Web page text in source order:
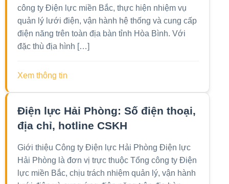
công ty Điện lực miền Bắc, thực hiện nhiệm vụ
quản lý lưới điện, vận hành hệ thống và cung cấp
điện năng trên toàn địa bàn tỉnh Hòa Bình. Với
đặc thù địa hình […]
Xem thông tin
Điện lực Hải Phòng: Số điện thoại,
địa chỉ, hotline CSKH
Giới thiệu Công ty Điện lực Hải Phòng Điện lực
Hải Phòng là đơn vị trực thuộc Tổng công ty Điện
lực miền Bắc, chịu trách nhiệm quản lý, vận hành